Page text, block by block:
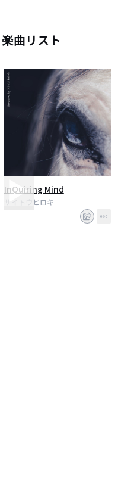
楽曲リスト
InQuiring Mind
サイトウヒロキ